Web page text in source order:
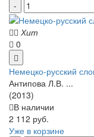
Хит
0
Немецко-русский
Антипова Л.В. ...
(2013)
В наличии
2 112 руб.
Уже в корзине